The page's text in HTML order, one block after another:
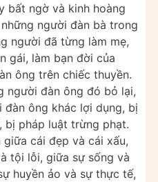
bất ngờ và kinh hoàng
người đàn bà trong
người đã từng làm mẹ,
gái, làm bạn đời của
ông trên chiếc thuyền.
người đàn ông đó bỏ lại,
đàn ông khác lợi dụng, bị
bị pháp luật trừng phạt.
giữa cái đẹp và cái xấu,
tội lỗi, giữa sự sống và
huyền ảo và sự thực tế,